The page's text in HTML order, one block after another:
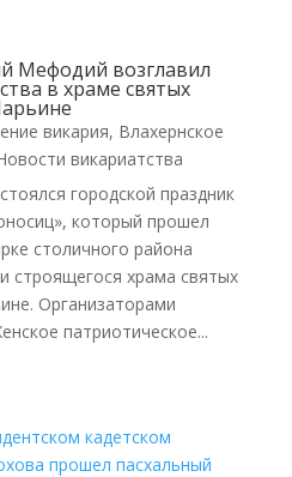
Мефодий возглавил
в храме святых
викария, Влахернское
викариатства
городской праздник
который прошел
столичного района
строящегося храма святых
Организаторами
патриотическое...